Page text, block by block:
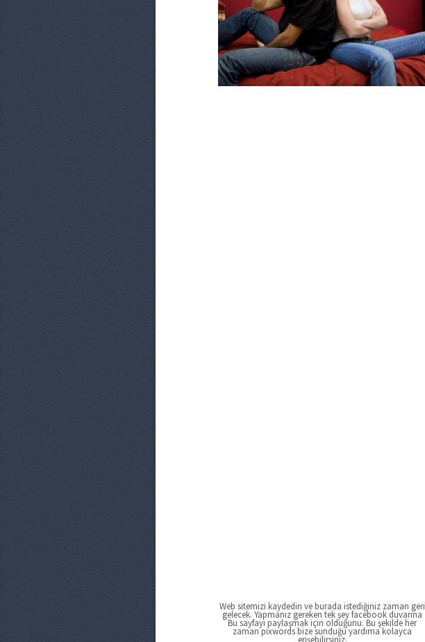
Web sitemizi kaydedin ve burada istediğiniz zaman geri
gelecek. Yapmanız gereken tek şey facebook duvarına
Bu sayfayı paylaşmak için olduğunu. Bu şekilde her
zaman pixwords bize sunduğu yardıma kolayca
erişebilirsiniz.